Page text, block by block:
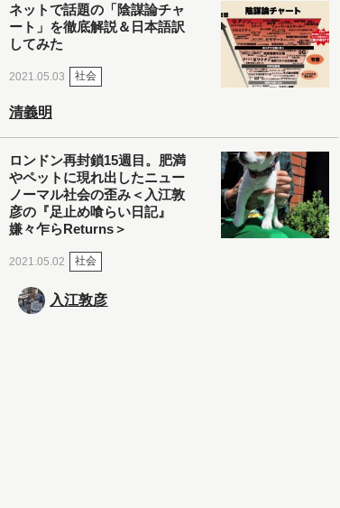
ネットで話題の「陰謀論チャ
ート」を徹底解説＆日本語訳
してみた
2021.05.03 社会
清義明
ロンドン再封鎖15週目。肥満
やペットに現れ出したニュー
ノーマル社会の歪み＜入江敦
彦の『足止め喰らい日記』
嫌々乍らReturns＞
2021.05.02 社会
入江敦彦